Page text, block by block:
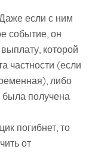
если с ним
событие, он
которой
частности (если
либо
была получена
погибнет, то
от